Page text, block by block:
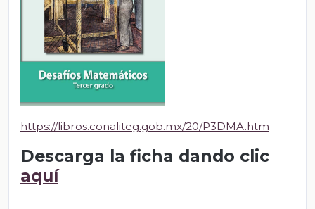
https://libros.conaliteg.gob.mx/20/P3DMA.htm
Descarga la ficha dando clic
aquí